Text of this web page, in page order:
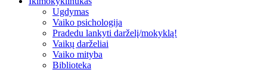
Ugdymas
Vaiko psichologija
Pradedu lankyti darželį/mokyklą!
Vaikų darželiai
Vaiko mityba
Biblioteka